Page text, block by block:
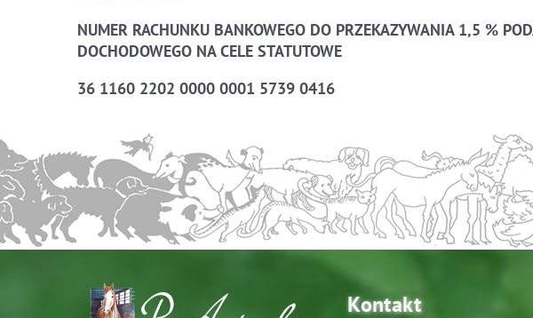
NUMER RACHUNKU BANKOWEGO DO PRZEKAZYWANIA 1,5 %
DOCHODOWEGO NA CELE STATUTOWE
36 1160 2202 0000 0001 5739 0416
Kontakt